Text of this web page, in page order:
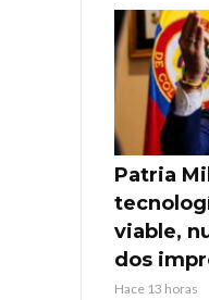
Patria
viable,
dos
Hace 13 horas